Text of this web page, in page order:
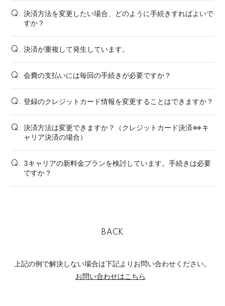
Q. 決済方法を変更したい場合、どのように手続きすればよいで
すか？
Q. 決済が重複して発生しています。
Q. 会費の支払いには毎回の手続きが必要ですか？
Q. 登録のクレジットカード情報を変更することはできますか？
Q. 決済方法は変更できますか？（クレジットカード決済⇔キ
ャリア決済の場合）
Q. 3キャリアの新料金プランを検討しています。手続きは必要
ですか？
BACK
上記の例で解決しない場合は下記よりお問い合わせください。
お問い合わせはこちら